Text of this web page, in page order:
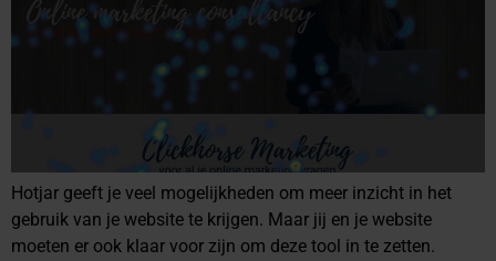
Hotjar geeft je veel mogelijkheden om meer inzicht in het
gebruik van je website te krijgen. Maar jij en je website
moeten er ook klaar voor zijn om deze tool in te zetten.